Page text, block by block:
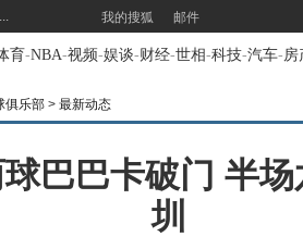
我的搜狐 邮件
育-NBA-视频-娱谈-财经-世相-科技-汽车-房
俱乐部 > 最新动态
巴巴卡破门 半
圳